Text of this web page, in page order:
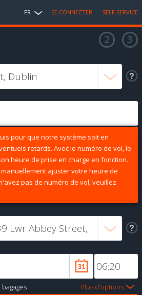
FR SE CONNECTER SELF SERVICE
pour que notre système soit en
retards. Avec le numéro de vol, le
heure de prise en charge en fonction.
ajuster votre heure de
pas de numéro de vol, veuillez
bagages Plus d'options